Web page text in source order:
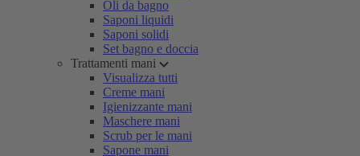
Oli da bagno
Saponi liquidi
Saponi solidi
Set bagno e doccia
Trattamenti mani
Visualizza tutti
Creme mani
Igienizzante mani
Maschere mani
Scrub per le mani
Sapone mani